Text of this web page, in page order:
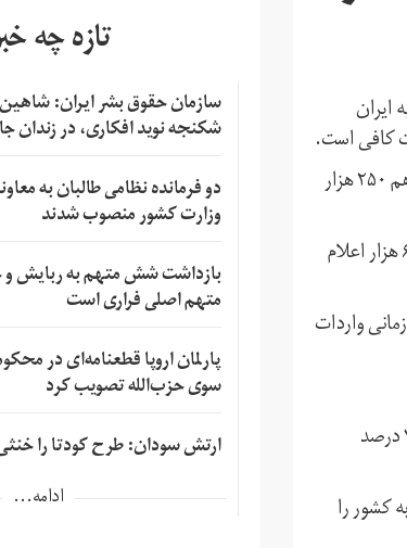
ایران
ایران تزریق واکسن کرونا را پس از واردات ۱۲۰ هزار دوز واکسن روسی اسپوتنیک‌وی آغاز کرد و روز دهم اسفند هم ۲۵۰ هزار
طبق سند رسیده به ایران اینترنشنال، مجموع دوزهای اختصاص داده شده کوواکس به ایران نیز پنج میلیون و ۶۲۸ هزار اعلام
واردات
درباره جزییات زمان تحویل نیز اشاره شده که ۲۵ الی ۳۵ درصد دوزها «تا اواخر فروردین‌ماه» سال آینده و ۶۵ تا ۷۵ درصد
کشور را
تازه چه
سازمان حقوق بشر ایران:
شکنجه نوید افکاری، در زندان
دو فرمانده نظامی طالبان به
وزارت کشور منصوب شدند
بازداشت شش متهم به ربایش
متهم اصلی فراری است
پارلمان اروپا قطعنامه‌ای در
سوی حزب‌الله تصویب کرد
ارتش سودان: طرح کودتا را
ادامه...